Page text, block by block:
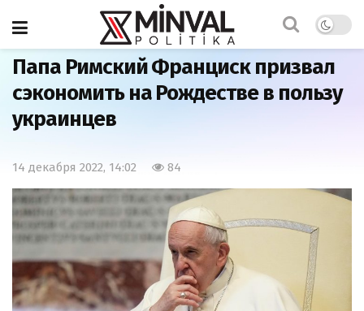
Главная
Папа Римский Франциск призвал
сэкономить на Рождестве в пользу
украинцев
14 декабря 2022, 14:02 84